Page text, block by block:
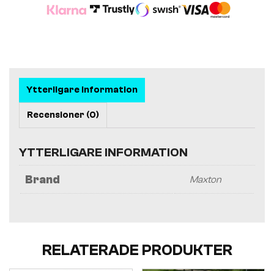
Ytterligare information
Recensioner (0)
YTTERLIGARE INFORMATION
Brand Maxton
RELATERADE PRODUKTER